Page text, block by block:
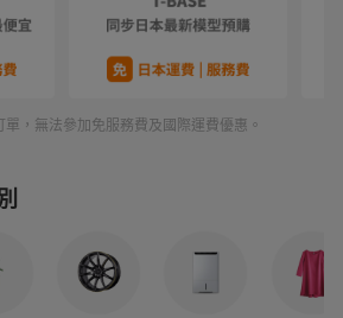
單，無法參加免服務費及國際運費優惠。